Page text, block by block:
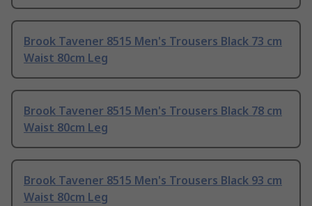
Brook Tavener 8515 Men's Trousers Black 73 cm
Waist 80cm Leg
Brook Tavener 8515 Men's Trousers Black 78 cm
Waist 80cm Leg
Brook Tavener 8515 Men's Trousers Black 93 cm
Waist 80cm Leg